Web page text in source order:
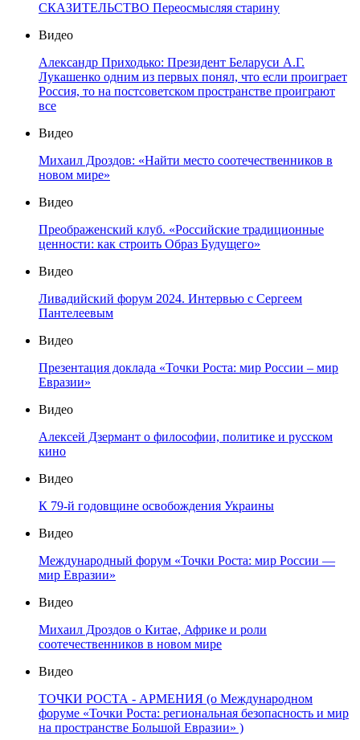
СКАЗИТЕЛЬСТВО Переосмысляя старину
Видео
Александр Приходько: Президент Беларуси А.Г.
Лукашенко одним из первых понял, что если проиграет
Россия, то на постсоветском пространстве проиграют
все
Видео
Михаил Дроздов: «Найти место соотечественников в
новом мире»
Видео
Преображенский клуб. «Российские традиционные
ценности: как строить Образ Будущего»
Видео
Ливадийский форум 2024. Интервью с Сергеем
Пантелеевым
Видео
Презентация доклада «Точки Роста: мир России – мир
Евразии»
Видео
Алексей Дзермант о философии, политике и русском
кино
Видео
К 79-й годовщине освобождения Украины
Видео
Международный форум «Точки Роста: мир России —
мир Евразии»
Видео
Михаил Дроздов о Китае, Африке и роли
соотечественников в новом мире
Видео
ТОЧКИ РОСТА - АРМЕНИЯ (о Международном
форуме «Точки Роста: региональная безопасность и мир
на пространстве Большой Евразии» )